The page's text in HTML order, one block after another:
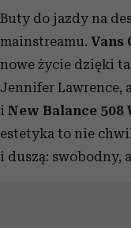
Buty do jazdy na
mainstreamu. Vans
nowe życie dzięki
Jennifer Lawrence,
i New Balance 508
estetyka to nie
i duszą: swobodny,